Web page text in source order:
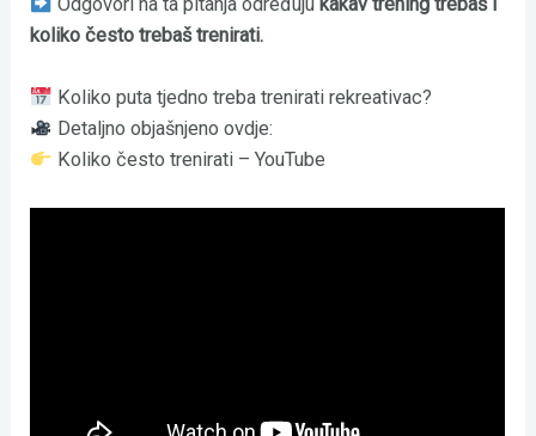
koliko često trebaš trenirati.
Koliko puta tjedno treba trenirati rekreativac?
Detaljno objašnjeno ovdje:
Koliko često trenirati – YouTube